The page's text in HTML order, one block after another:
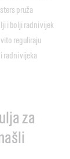
pruža
i bolji radni vijek
reguliraju
radni vijeka
za